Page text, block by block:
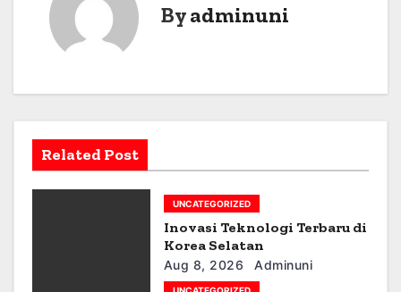
v
g
Byadminuni
Related Post
UNCATEGORIZED
Inovasi Teknologi Terbaru di
Korea Selatan
Aug 8, 2026 Adminuni